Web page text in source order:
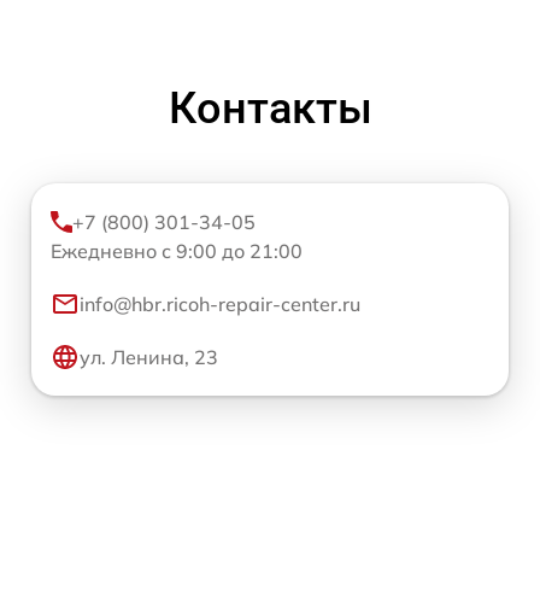
Контакты
+7 (800) 301-34-05
Ежедневно с 9:00 до 21:00
info@hbr.ricoh-repair-center.ru
ул. Ленина, 23